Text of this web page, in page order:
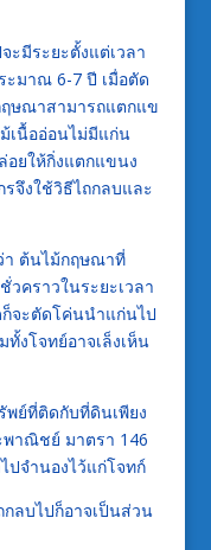
ะมีระยะตั้งแต่เวลา
มาณ 6-7 ปี เมื่อตัด
ษณาสามารถแตกแข
เนื้ออ่อนไม่มีแก่น
อยให้กิ่งแตกแขนง
จึงใช้วิธีไถกลบและ
า ต้นไม้กฤษณาที่
วคราวในระยะเวลา
จะตัดโค่นนำแก่นไป
งโจทย์อาจเล็งเห็น
ย์ที่ติดกับที่ดินเพียง
าณิชย์ มาตรา 146
ปจำนองไว้แก่โจทก์
ลบไปก็อาจเป็นส่วน